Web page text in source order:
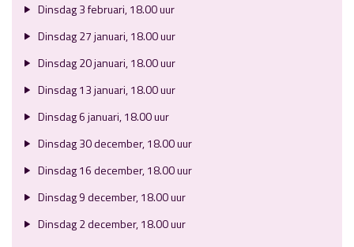
Dinsdag 3 februari, 18.00 uur
Dinsdag 27 januari, 18.00 uur
Dinsdag 20 januari, 18.00 uur
Dinsdag 13 januari, 18.00 uur
Dinsdag 6 januari, 18.00 uur
Dinsdag 30 december, 18.00 uur
Dinsdag 16 december, 18.00 uur
Dinsdag 9 december, 18.00 uur
Dinsdag 2 december, 18.00 uur